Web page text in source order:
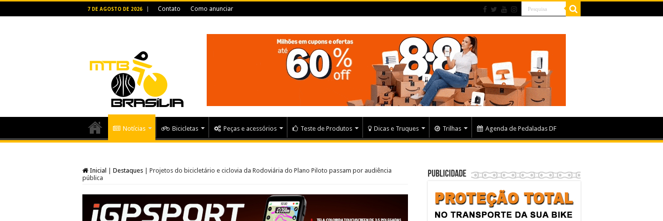
7 DE AGOSTO DE 2026 Contato Como anunciar
Notícias Bicicletas Peças e acessórios Teste de Produtos Dicas e Truques Trilhas Agenda de Pedaladas DF
Inicial Destaques
Projetos do bicicletário e ciclovia da Rodoviária do Plano Piloto passam por audiência
pública
Publicidade